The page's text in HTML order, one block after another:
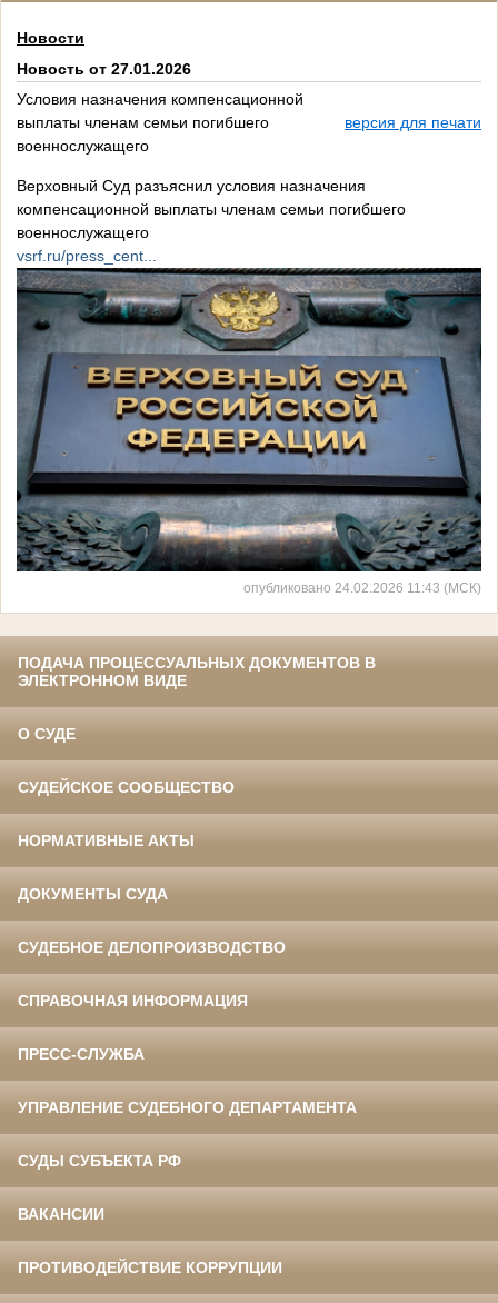
Новости
Новость от 27.01.2026
Условия назначения компенсационной
выплаты членам семьи погибшего
военнослужащего
версия для печати
Верховный Суд разъяснил условия назначения
компенсационной выплаты членам семьи погибшего
военнослужащего
vsrf.ru/press_cent...
опубликовано 24.02.2026 11:43 (МСК)
ПОДАЧА ПРОЦЕССУАЛЬНЫХ ДОКУМЕНТОВ В
ЭЛЕКТРОННОМ ВИДЕ
О СУДЕ
СУДЕЙСКОЕ СООБЩЕСТВО
НОРМАТИВНЫЕ АКТЫ
ДОКУМЕНТЫ СУДА
СУДЕБНОЕ ДЕЛОПРОИЗВОДСТВО
СПРАВОЧНАЯ ИНФОРМАЦИЯ
ПРЕСС-СЛУЖБА
УПРАВЛЕНИЕ СУДЕБНОГО ДЕПАРТАМЕНТА
СУДЫ СУБЪЕКТА РФ
ВАКАНСИИ
ПРОТИВОДЕЙСТВИЕ КОРРУПЦИИ